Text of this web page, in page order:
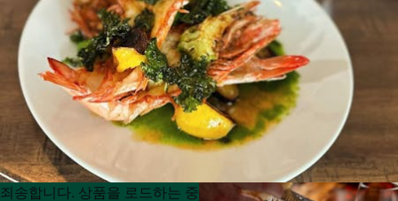
Product
Product
죄송합니다. 상품을 로드하는 중